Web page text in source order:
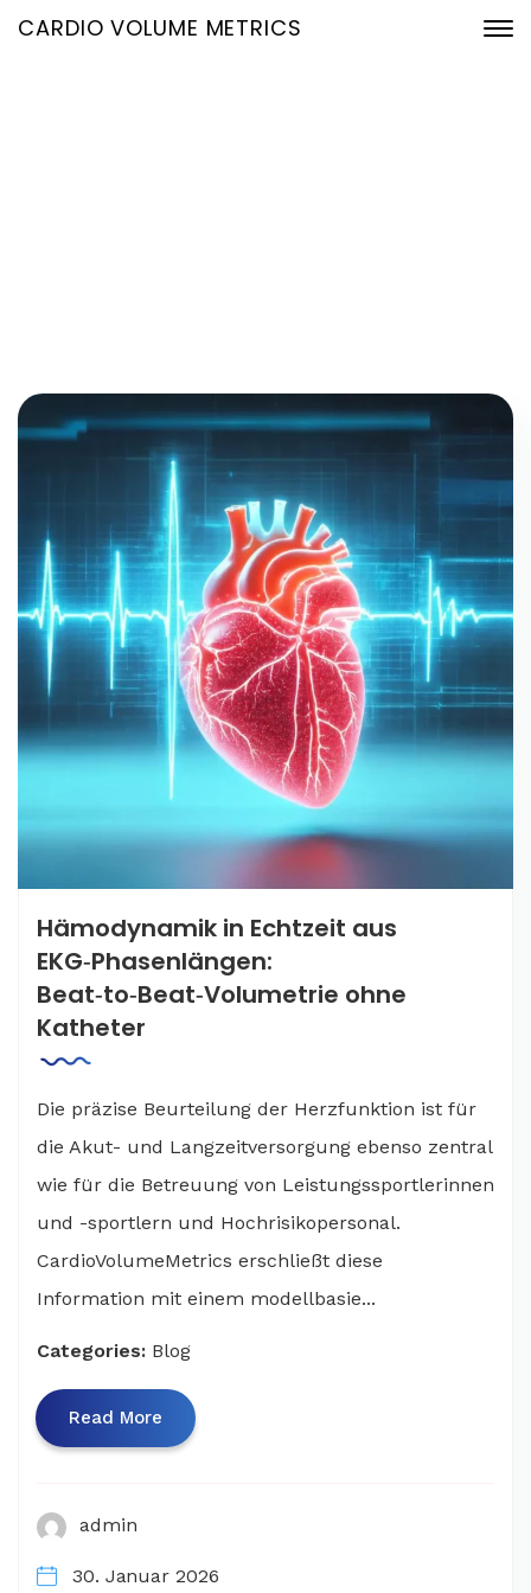
CARDIO VOLUME METRICS
Hämodynamik in Echtzeit aus
EKG‑Phasenlängen:
Beat‑to‑Beat‑Volumetrie ohne
Katheter
Die präzise Beurteilung der Herzfunktion ist für
die Akut- und Langzeitversorgung ebenso zentral
wie für die Betreuung von Leistungssportlerinnen
und -sportlern und Hochrisikopersonal.
CardioVolumeMetrics erschließt diese
Information mit einem modellbasie...
Categories: Blog
Read More
admin
30. Januar 2026